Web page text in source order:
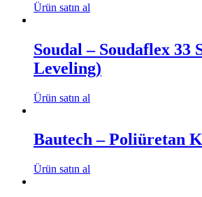
Ürün satın al
Soudal – Soudaflex 33
Leveling)
Ürün satın al
Bautech – Poliüretan
Ürün satın al